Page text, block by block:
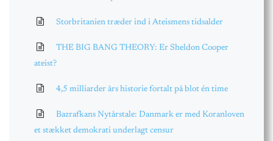
Storbritanien træder ind i Ateismens tidsalder
THE BIG BANG THEORY: Er Sheldon Cooper
ateist?
4,5 milliarder års historie fortalt på blot én time
Bazrafkans Nytårstale: Danmark er med Koranloven
et stækket demokrati underlagt censur